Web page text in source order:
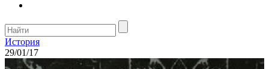
История
29/01/17